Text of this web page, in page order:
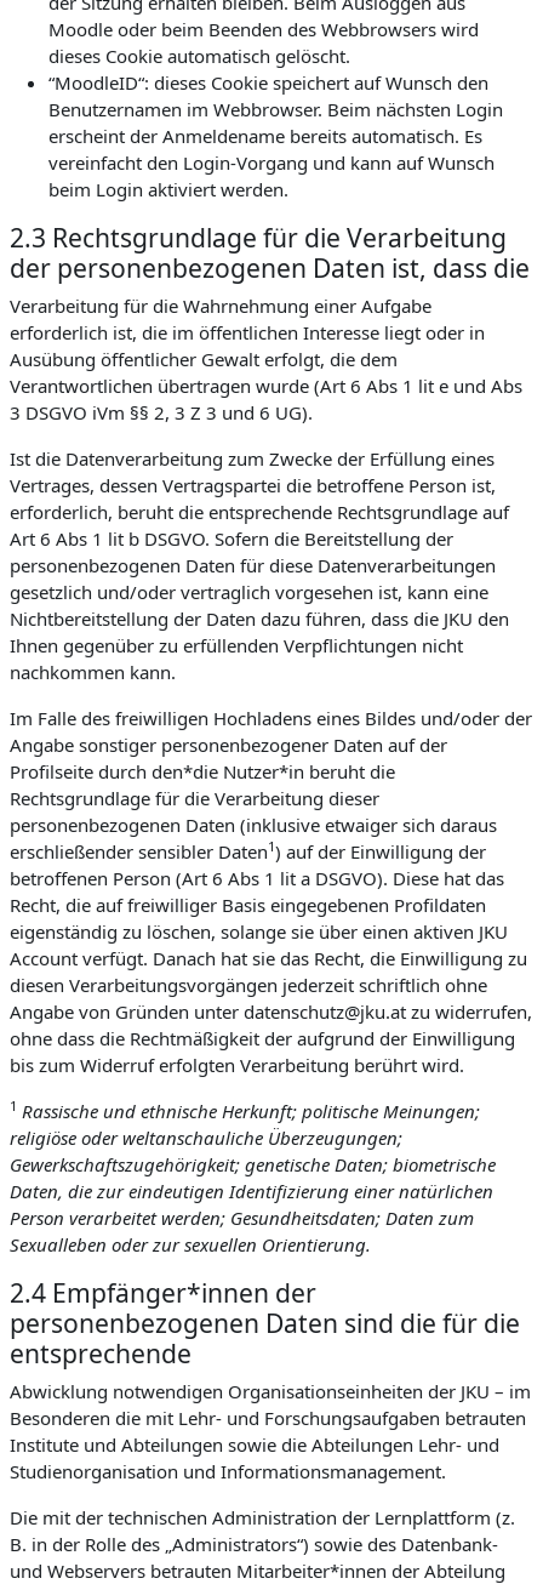
Moodle oder beim Beenden des Webbrowsers wird
dieses Cookie automatisch gelöscht.
“MoodleID“: dieses Cookie speichert auf Wunsch den
Benutzernamen im Webbrowser. Beim nächsten Login
erscheint der Anmeldename bereits automatisch. Es
vereinfacht den Login-Vorgang und kann auf Wunsch
beim Login aktiviert werden.
2.3 Rechtsgrundlage für die Verarbeitung
der personenbezogenen Daten ist, dass die
Verarbeitung für die Wahrnehmung einer Aufgabe
erforderlich ist, die im öffentlichen Interesse liegt oder in
Ausübung öffentlicher Gewalt erfolgt, die dem
Verantwortlichen übertragen wurde (Art 6 Abs 1 lit e und Abs
3 DSGVO iVm §§ 2, 3 Z 3 und 6 UG).
Ist die Datenverarbeitung zum Zwecke der Erfüllung eines
Vertrages, dessen Vertragspartei die betroffene Person ist,
erforderlich, beruht die entsprechende Rechtsgrundlage auf
Art 6 Abs 1 lit b DSGVO. Sofern die Bereitstellung der
personenbezogenen Daten für diese Datenverarbeitungen
gesetzlich und/oder vertraglich vorgesehen ist, kann eine
Nichtbereitstellung der Daten dazu führen, dass die JKU den
Ihnen gegenüber zu erfüllenden Verpflichtungen nicht
nachkommen kann.
Im Falle des freiwilligen Hochladens eines Bildes und/oder der
Angabe sonstiger personenbezogener Daten auf der
Profilseite durch den*die Nutzer*in beruht die
Rechtsgrundlage für die Verarbeitung dieser
personenbezogenen Daten (inklusive etwaiger sich daraus
erschließender sensibler Daten1) auf der Einwilligung der
betroffenen Person (Art 6 Abs 1 lit a DSGVO). Diese hat das
Recht, die auf freiwilliger Basis eingegebenen Profildaten
eigenständig zu löschen, solange sie über einen aktiven JKU
Account verfügt. Danach hat sie das Recht, die Einwilligung zu
diesen Verarbeitungsvorgängen jederzeit schriftlich ohne
Angabe von Gründen unter datenschutz@jku.at zu widerrufen,
ohne dass die Rechtmäßigkeit der aufgrund der Einwilligung
bis zum Widerruf erfolgten Verarbeitung berührt wird.
1 Rassische und ethnische Herkunft; politische Meinungen;
religiöse oder weltanschauliche Überzeugungen;
Gewerkschaftszugehörigkeit; genetische Daten; biometrische
Daten, die zur eindeutigen Identifizierung einer natürlichen
Person verarbeitet werden; Gesundheitsdaten; Daten zum
Sexualleben oder zur sexuellen Orientierung.
2.4 Empfänger*innen der
personenbezogenen Daten sind die für die
entsprechende
Abwicklung notwendigen Organisationseinheiten der JKU – im
Besonderen die mit Lehr- und Forschungsaufgaben betrauten
Institute und Abteilungen sowie die Abteilungen Lehr- und
Studienorganisation und Informationsmanagement.
Die mit der technischen Administration der Lernplattform (z.
B. in der Rolle des „Administrators“) sowie des Datenbank-
und Webservers betrauten Mitarbeiter*innen der Abteilung